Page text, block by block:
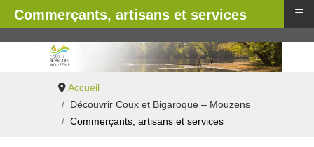
Accueil
Découvrir Coux et Bigaroque – Mouzens
Commerçants, artisans et services
Commerçants, artisans et services ≡